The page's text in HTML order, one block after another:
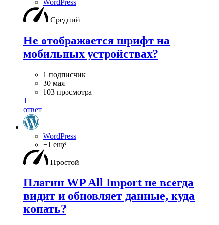
WordPress
Средний
Не отображается шрифт на
мобильных устройствах?
1 подписчик
30 мая
103 просмотра
1
ответ
WordPress
+1 ещё
Простой
Плагин WP All Import не всегда
видит и обновляет данные, куда
копать?